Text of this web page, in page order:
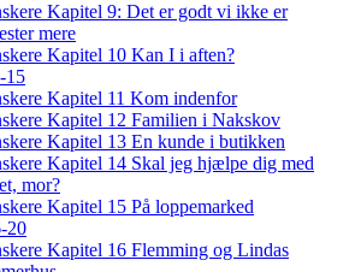
Kapitel 9: Det er godt vi ikke er
mere
Kapitel 10 Kan I i aften?
15
Kapitel 11 Kom indenfor
Kapitel 12 Familien i Nakskov
Kapitel 13 En kunde i butikken
Kapitel 14 Skal jeg hjælpe dig med
mor?
Kapitel 15 På loppemarked
20
Kapitel 16 Flemming og Lindas